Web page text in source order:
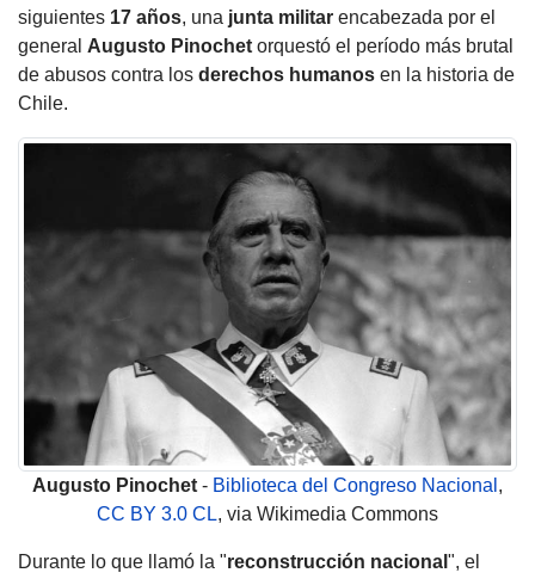
siguientes 17 años, una junta militar encabezada por el
general Augusto Pinochet orquestó el período más brutal
de abusos contra los derechos humanos en la historia de
Chile.
Augusto Pinochet - Biblioteca del Congreso Nacional ,
CC BY 3.0 CL, via Wikimedia Commons
Durante lo que llamó la "reconstrucción nacional ", el